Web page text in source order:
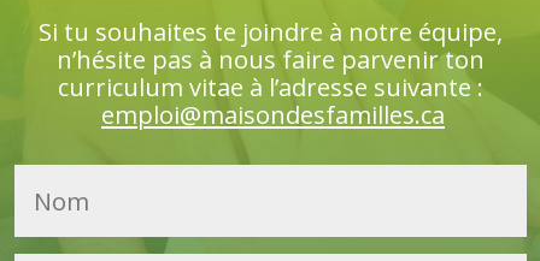
Si tu souhaites te joindre à notre équipe,
n’hésite pas à nous faire parvenir ton
curriculum vitae à l’adresse suivante :
emploi@maisondesfamilles.ca